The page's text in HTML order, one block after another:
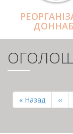
СТОРІНКИ
Перша
сторінка
« Назад ‹‹